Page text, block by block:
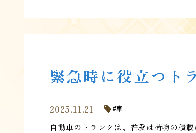
緊急時に役立つト
2025.11.21 車
自動車のトランクは、普段は荷物の積